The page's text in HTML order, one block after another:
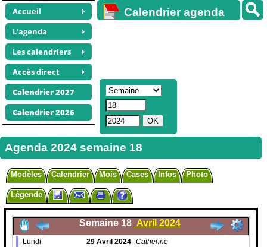
Accueil
L'agenda
Les calendriers
Accès direct
Calendrier 2027
Calendrier 2026
Calendrier agenda
Agenda 2024 semaine 18
Modèles Calendrier Mois Cases Infos Photo
Légende
Semaine 18 Avril 2024
Lundi 29 Avril 2024 Catherine